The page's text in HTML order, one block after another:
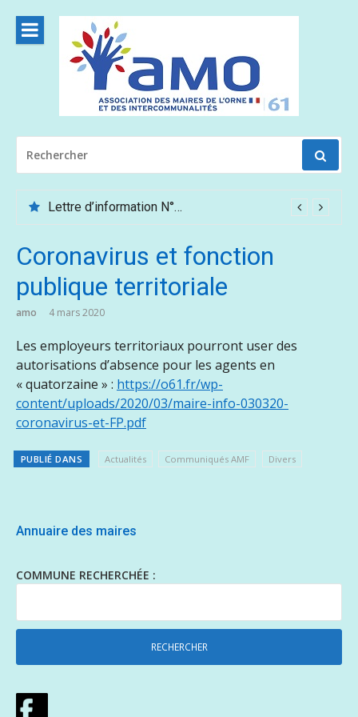
contenu
POUR
:
Lettre d’information N°62 – Mai /Juin 2026
Coronavirus et fonction
publique territoriale
amo 4 mars 2020
Les employeurs territoriaux pourront user des
autorisations d’absence pour les agents en
« quatorzaine » : https://o61.fr/wp-
content/uploads/2020/03/maire-info-030320-
coronavirus-et-FP.pdf
PUBLIÉ DANS Actualités Communiqués AMF Divers
Annuaire des maires
COMMUNE RECHERCHÉE :